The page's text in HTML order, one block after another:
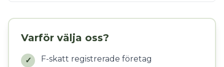
Varför välja oss?
✓ F-skatt registrerade företag